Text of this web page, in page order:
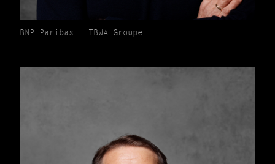
BNP Paribas - TBWA Groupe